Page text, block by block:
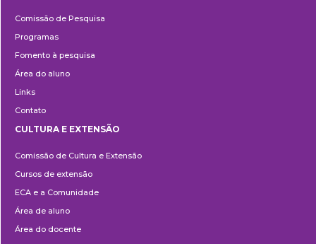
Comissão de Pesquisa
Programas
Fomento à pesquisa
Área do aluno
Links
Contato
e
Extensão
CULTURA E EXTENSÃO
Comissão de Cultura e Extensão
Cursos de extensão
ECA e a Comunidade
Área de aluno
Área do docente